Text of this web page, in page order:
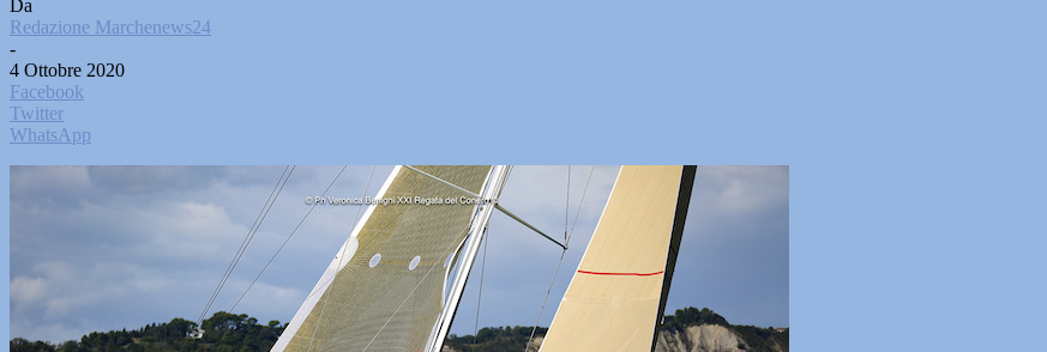
Da
Redazione Marchenews24
-
4 Ottobre 2020
Facebook
Twitter
WhatsApp